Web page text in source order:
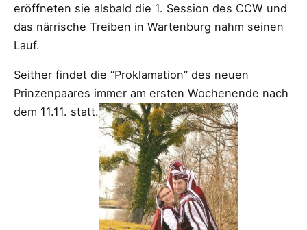
eröffneten sie alsbald die 1. Session des CCW und
das närrische Treiben in Wartenburg nahm seinen
Lauf.
Seither findet die “Proklamation” des neuen
Prinzenpaares immer am ersten Wochenende nach
dem 11.11. statt.